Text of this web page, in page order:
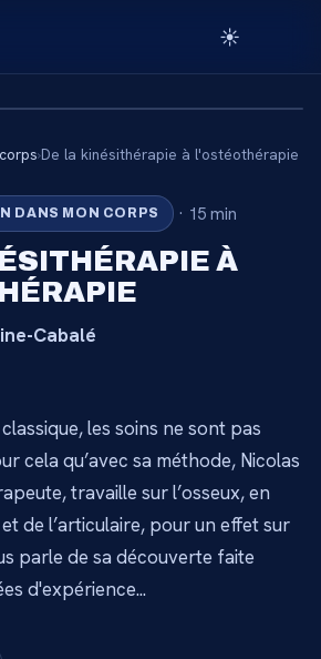
☀️
RÉSERVÉ AUX
ABONNÉS
pour accéder au catalogue.
›De la kinésithérapie à l'ostéothérapie
DANS MON CORPS · 15 min
À
Cabalé
les soins ne sont pas
cela qu’avec sa méthode, Nicolas
travaille sur l’osseux, en
de l’articulaire, pour un effet sur
parle de sa découverte faite
d'expérience...